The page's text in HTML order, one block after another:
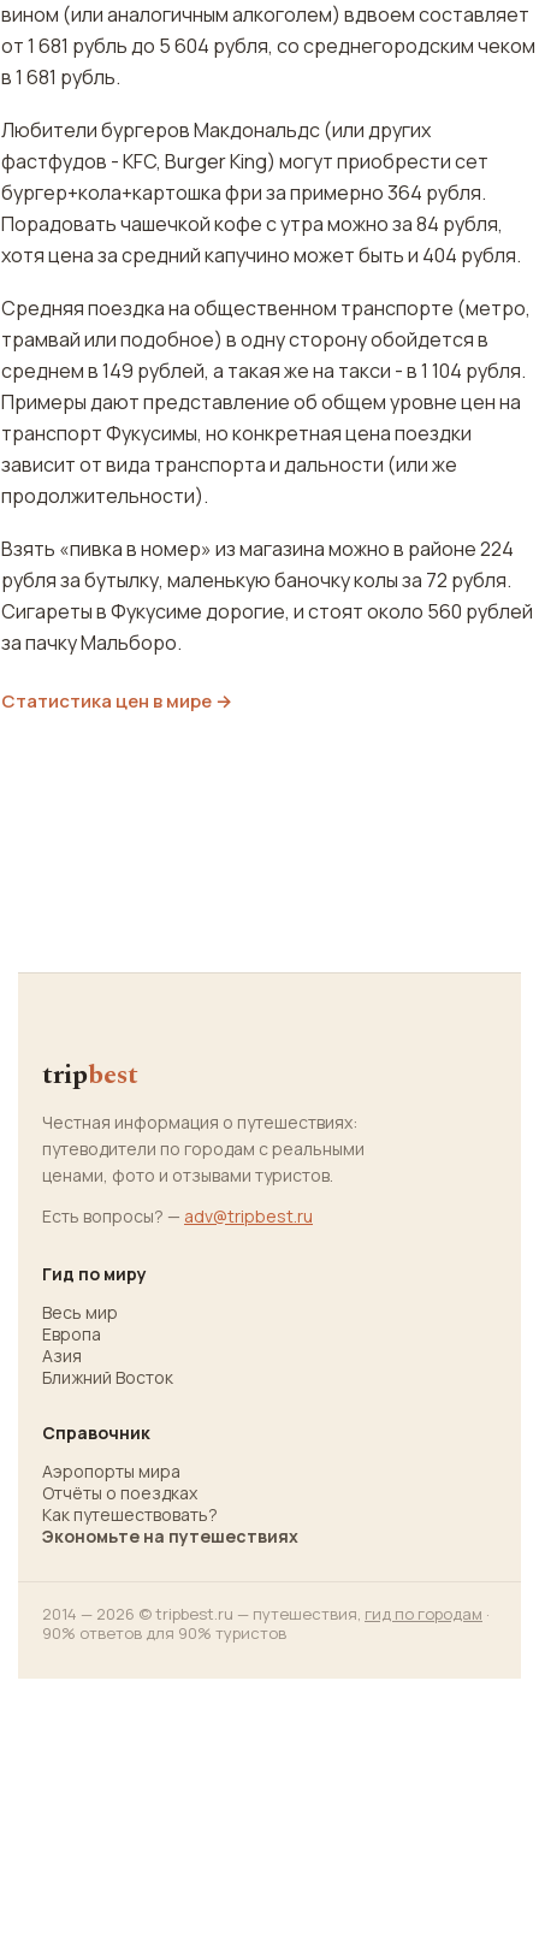
вином (или аналогичным алкоголем) вдвоем составляет
от 1 681 рубль до 5 604 рубля, со среднегородским чеком
в 1 681 рубль.
Любители бургеров Макдональдс (или других
фастфудов - KFC, Burger King) могут приобрести сет
бургер+кола+картошкафри за примерно 364 рубля.
Порадовать чашечкой кофе с утра можно за 84 рубля,
хотя цена за средний капучино может быть и 404 рубля.
Средняя поездка на общественном транспорте (метро,
трамвай или подобное) в одну сторону обойдется в
среднем в 149 рублей, а такая же на такси - в 1 104 рубля.
Примеры дают представление об общем уровне цен на
транспорт Фукусимы, но конкретная цена поездки
зависит от вида транспорта и дальности (или же
продолжительности).
Взять «пивка в номер» из магазина можно в районе 224
рубля за бутылку, маленькую баночку колы за 72 рубля.
Сигареты в Фукусиме дорогие, и стоят около 560 рублей
за пачку Мальборо.
Статистика цен в мире →
tripbest
Честная информация о путешествиях:
путеводители по городам с реальными
ценами, фото и отзывами туристов.
Есть вопросы? — adv@tripbest.ru
Гид по миру
Весь мир
Европа
Азия
Ближний Восток
Справочник
Аэропорты мира
Отчёты о поездках
Как путешествовать?
Экономьте на путешествиях
2014 — 2026 © tripbest.ru — путешествия, гид по городам ·
90% ответов для 90% туристов